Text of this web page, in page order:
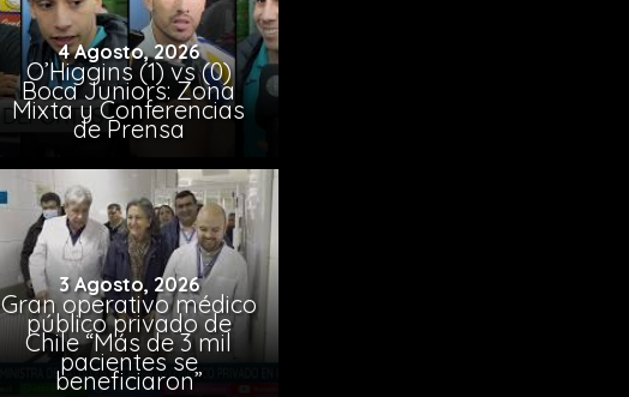
4 Agosto, 2026
O’Higgins (1) vs (0)
Boca Juniors: Zona
Mixta y Conferencias
de Prensa
3 Agosto, 2026
Gran operativo médico
público privado de
Chile “Más de 3 mil
pacientes se
beneficiaron”